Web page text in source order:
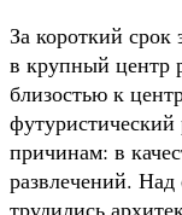
За короткий срок
в крупный центр
близостью к
причинам: в
развлечений.
трудились